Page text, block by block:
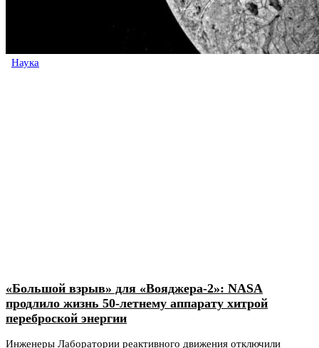
Наука
«Большой взрыв» для «Вояджера-2»: NASA
продлило жизнь 50-летнему аппарату хитрой
переброской энергии
Инженеры Лаборатории реактивного движения отключили